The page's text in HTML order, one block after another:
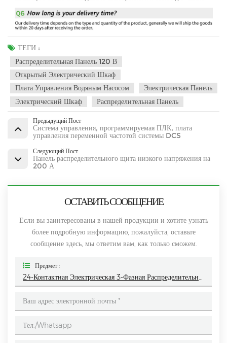
ТЕГИ :
Распределительная Панель 120 В
Открытый Электрический Шкаф
Плата Управления Водяным Насосом
Электрическая Панель
Электрический Шкаф
Распределительная Панель
Предыдущий Пост
Система управления, программируемая ПЛК, плата
управления переменной частотой системы DCS
Следующий Пост
Панель распределительного щита низкого напряжения на
200 А
ОСТАВИТЬ СООБЩЕНИЕ
Если вы заинтересованы в нашей продукции и хотите узнать
более подробную информацию, пожалуйста, оставьте
сообщение здесь, мы ответим вам, как только сможем.
Предмет :
24-Контактная Электрическая 3-Фазная Распределительная Панель